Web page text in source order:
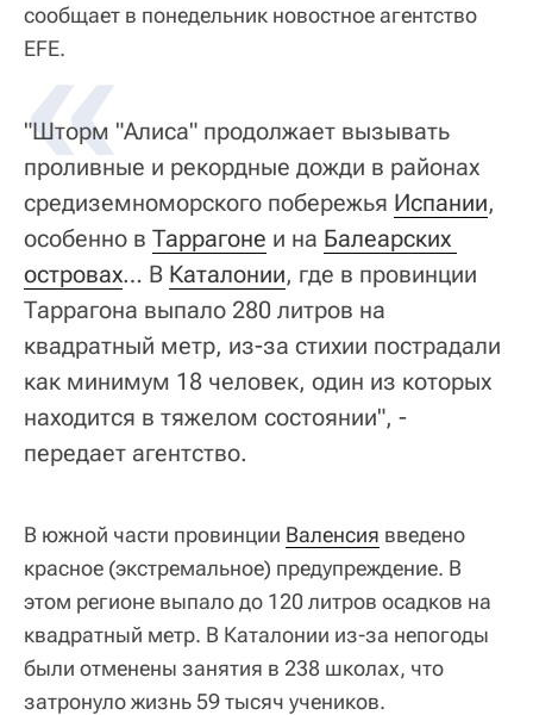
сообщает в понедельник новостное агентство
EFE.
«
"Шторм "Алиса" продолжает вызывать
проливные и рекордные дожди в районах
средиземноморского побережья Испании,
особенно в Таррагоне и на Балеарских
островах… В Каталонии, где в провинции
Таррагона выпало 280 литров на
квадратный метр, из-за стихии пострадали
как минимум 18 человек, один из которых
находится в тяжелом состоянии", -
передает агентство.
В южной части провинции Валенсия введено
красное (экстремальное) предупреждение. В
этом регионе выпало до 120 литров осадков на
квадратный метр. В Каталонии из-за непогоды
были отменены занятия в 238 школах, что
затронуло жизнь 59 тысяч учеников.